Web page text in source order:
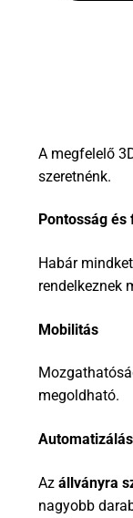
A megfelelő
szeretnénk.
Pontosság
Habár
rendelkeznek
Mobilitás
megoldható.
Automatizálás
Az állványra
nagyobb